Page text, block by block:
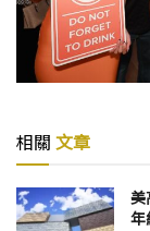
相關 文章
美
年